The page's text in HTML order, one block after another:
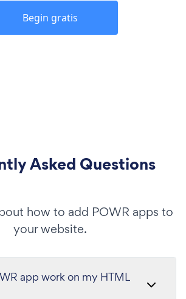
Begin gratis
Asked Questions
how to add POWR apps to
your website.
app work on my HTML